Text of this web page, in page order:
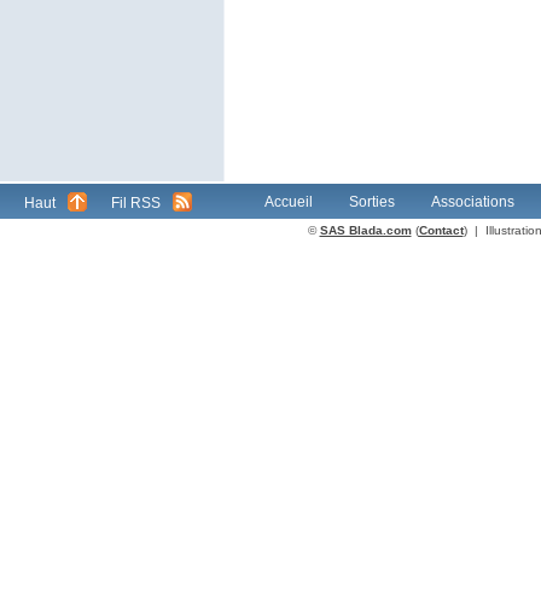
Haut Fil RSS Accueil Sorties Associations
©SAS Blada.com(Contact) |